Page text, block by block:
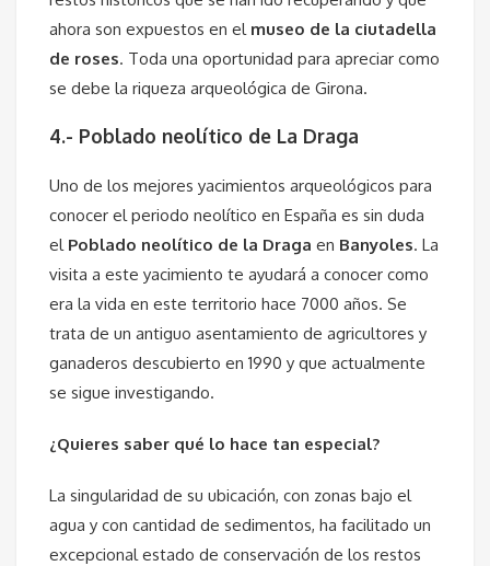
ahora son expuestos en el museo de la ciutadella
de roses. Toda una oportunidad para apreciar como
se debe la riqueza arqueológica de Girona.
4.- Poblado neolítico de La Draga
Uno de los mejores yacimientos arqueológicos para
conocer el periodo neolítico en España es sin duda
el Poblado neolítico de la Draga en Banyoles. La
visita a este yacimiento te ayudará a conocer como
era la vida en este territorio hace 7000 años. Se
trata de un antiguo asentamiento de agricultores y
ganaderos descubierto en 1990 y que actualmente
se sigue investigando.
¿Quieres saber qué lo hace tan especial?
La singularidad de su ubicación, con zonas bajo el
agua y con cantidad de sedimentos, ha facilitado un
excepcional estado de conservación de los restos